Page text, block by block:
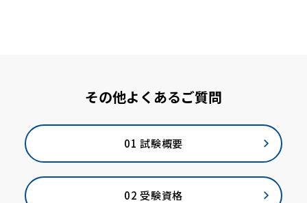
その他よくあるご質問
01 試験概要
02 受験資格